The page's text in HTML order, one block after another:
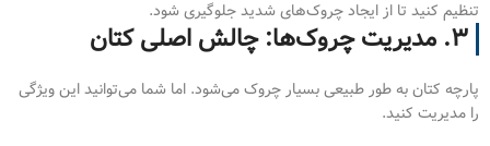
تنظیم کنید تا از ایجاد چروک‌های شدید جلوگیری شود.
۳. مدیریت چروک‌ها: چالش اصلی کتان
پارچه کتان به طور طبیعی بسیار چروک می‌شود. اما شما می‌توانید این ویژگی
را مدیریت کنید.